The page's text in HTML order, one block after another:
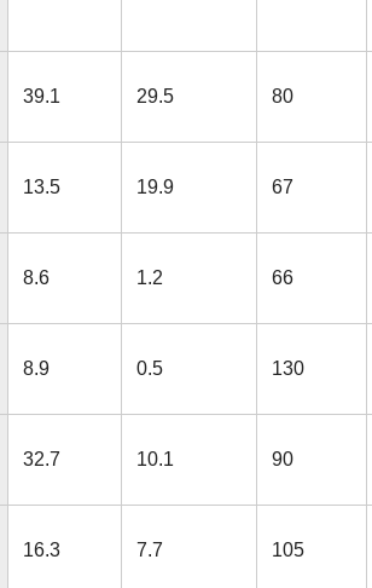
39.1 29.5 80
13.5 19.9 67
8.6 1.2 66
8.9 0.5 130
32.7 10.1 90
16.3 7.7 105